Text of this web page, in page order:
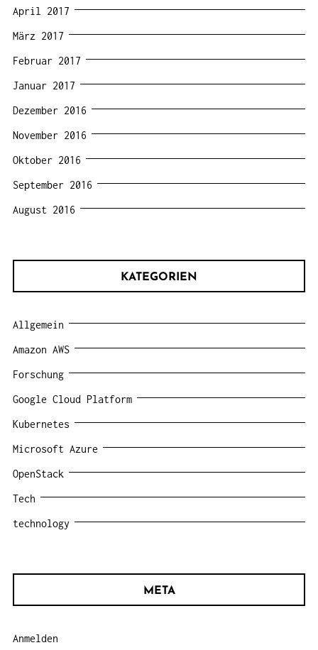
April 2017
März 2017
Februar 2017
Januar 2017
Dezember 2016
November 2016
Oktober 2016
September 2016
August 2016
KATEGORIEN
Allgemein
Amazon AWS
Forschung
Google Cloud Platform
Kubernetes
Microsoft Azure
OpenStack
Tech
technology
META
Anmelden